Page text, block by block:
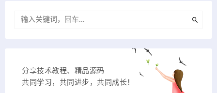
分享技术教程、精品源码
共同学习，共同进步，共同成长！